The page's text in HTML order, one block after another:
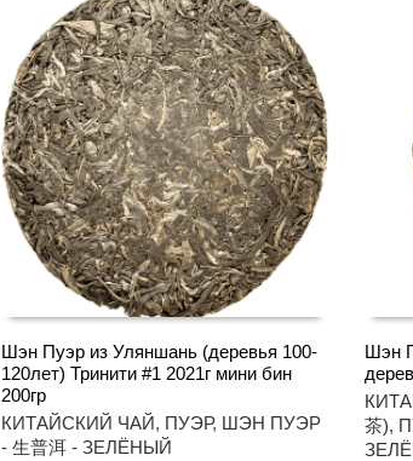
ВЫБЕРИТЕ ПАРАМЕТРЫ
Этот
товар
имеет
несколько
Шэн Пуэр из Уляншань (деревья 100-
120лет) Тринити #1 2021г мини бин
200гр
КИТАЙСКИЙ ЧАЙ, ПУЭР, ШЭН ПУЭР
- 生普洱 - ЗЕЛЁНЫЙ
Этот
товар
имеет
Шэн
茶),